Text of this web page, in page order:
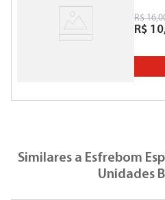
R$ 16,
R$ 10
Similares a Esfrebom
Unidades